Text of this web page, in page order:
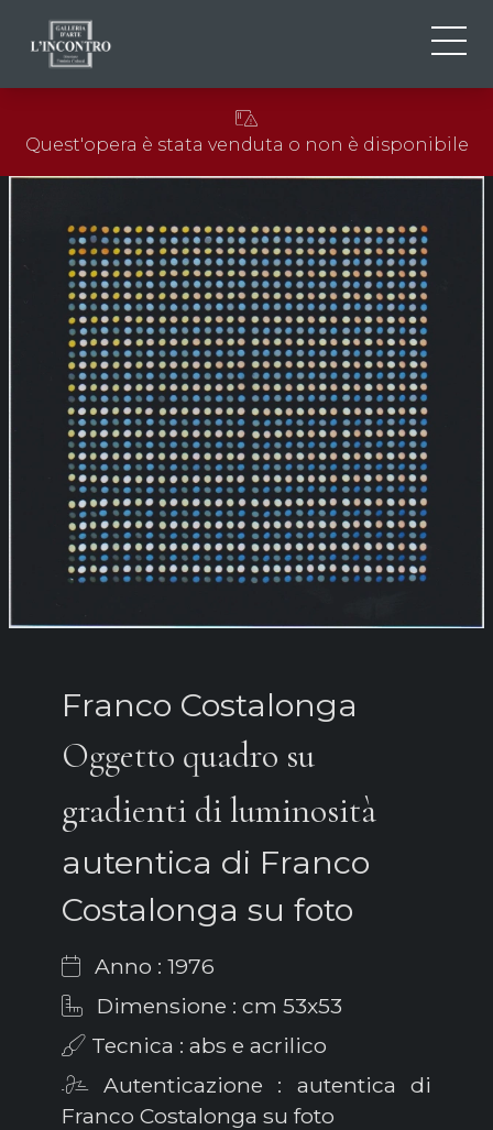
EN
FR
NEWS ED EVENTI
MOSTRE
CONTATTI
Quest'opera è stata venduta o non è disponibile
Franco Costalonga
Oggetto quadro su
gradienti di luminosità
autentica di Franco
Costalonga su foto
Anno : 1976
Dimensione : cm 53x53
Tecnica : abs e acrilico
Autenticazione : autentica di
Franco Costalonga su foto